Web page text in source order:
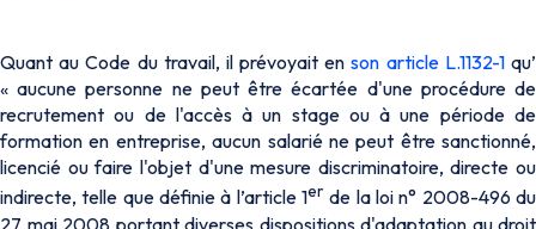
Quant au Code du travail, il prévoyait enson article L.1132-1qu’
« aucune personne ne peut être écartée d'une procédure de
recrutement ou de l'accès à un stage ou à une période de
formation en entreprise, aucun salarié ne peut être sanctionné,
licencié ou faire l'objet d'une mesure discriminatoire, directe ou
indirecte, telle que définie à l’article 1er de la loi n° 2008-496 du
27 mai 2008 portant diverses dispositions d'adaptation au droit